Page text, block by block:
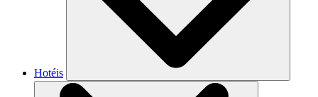
Hotéis